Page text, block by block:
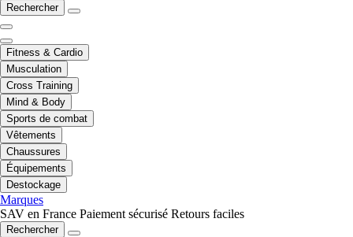
Rechercher
Fitness & Cardio
Musculation
Cross Training
Mind & Body
Sports de combat
Vêtements
Chaussures
Équipements
Destockage
Marques
SAV en France Paiement sécurisé Retours faciles
Rechercher